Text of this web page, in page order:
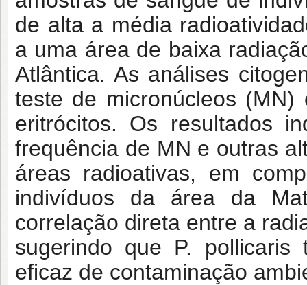
de alta a média
a uma área de baixa
Atlântica. As análises
teste de micronúcleos
eritrócitos. Os resultados
frequência de MN e outras
áreas radioativas, em
indivíduos da área da
correlação direta entre a
sugerindo que P.
eficaz de contaminação